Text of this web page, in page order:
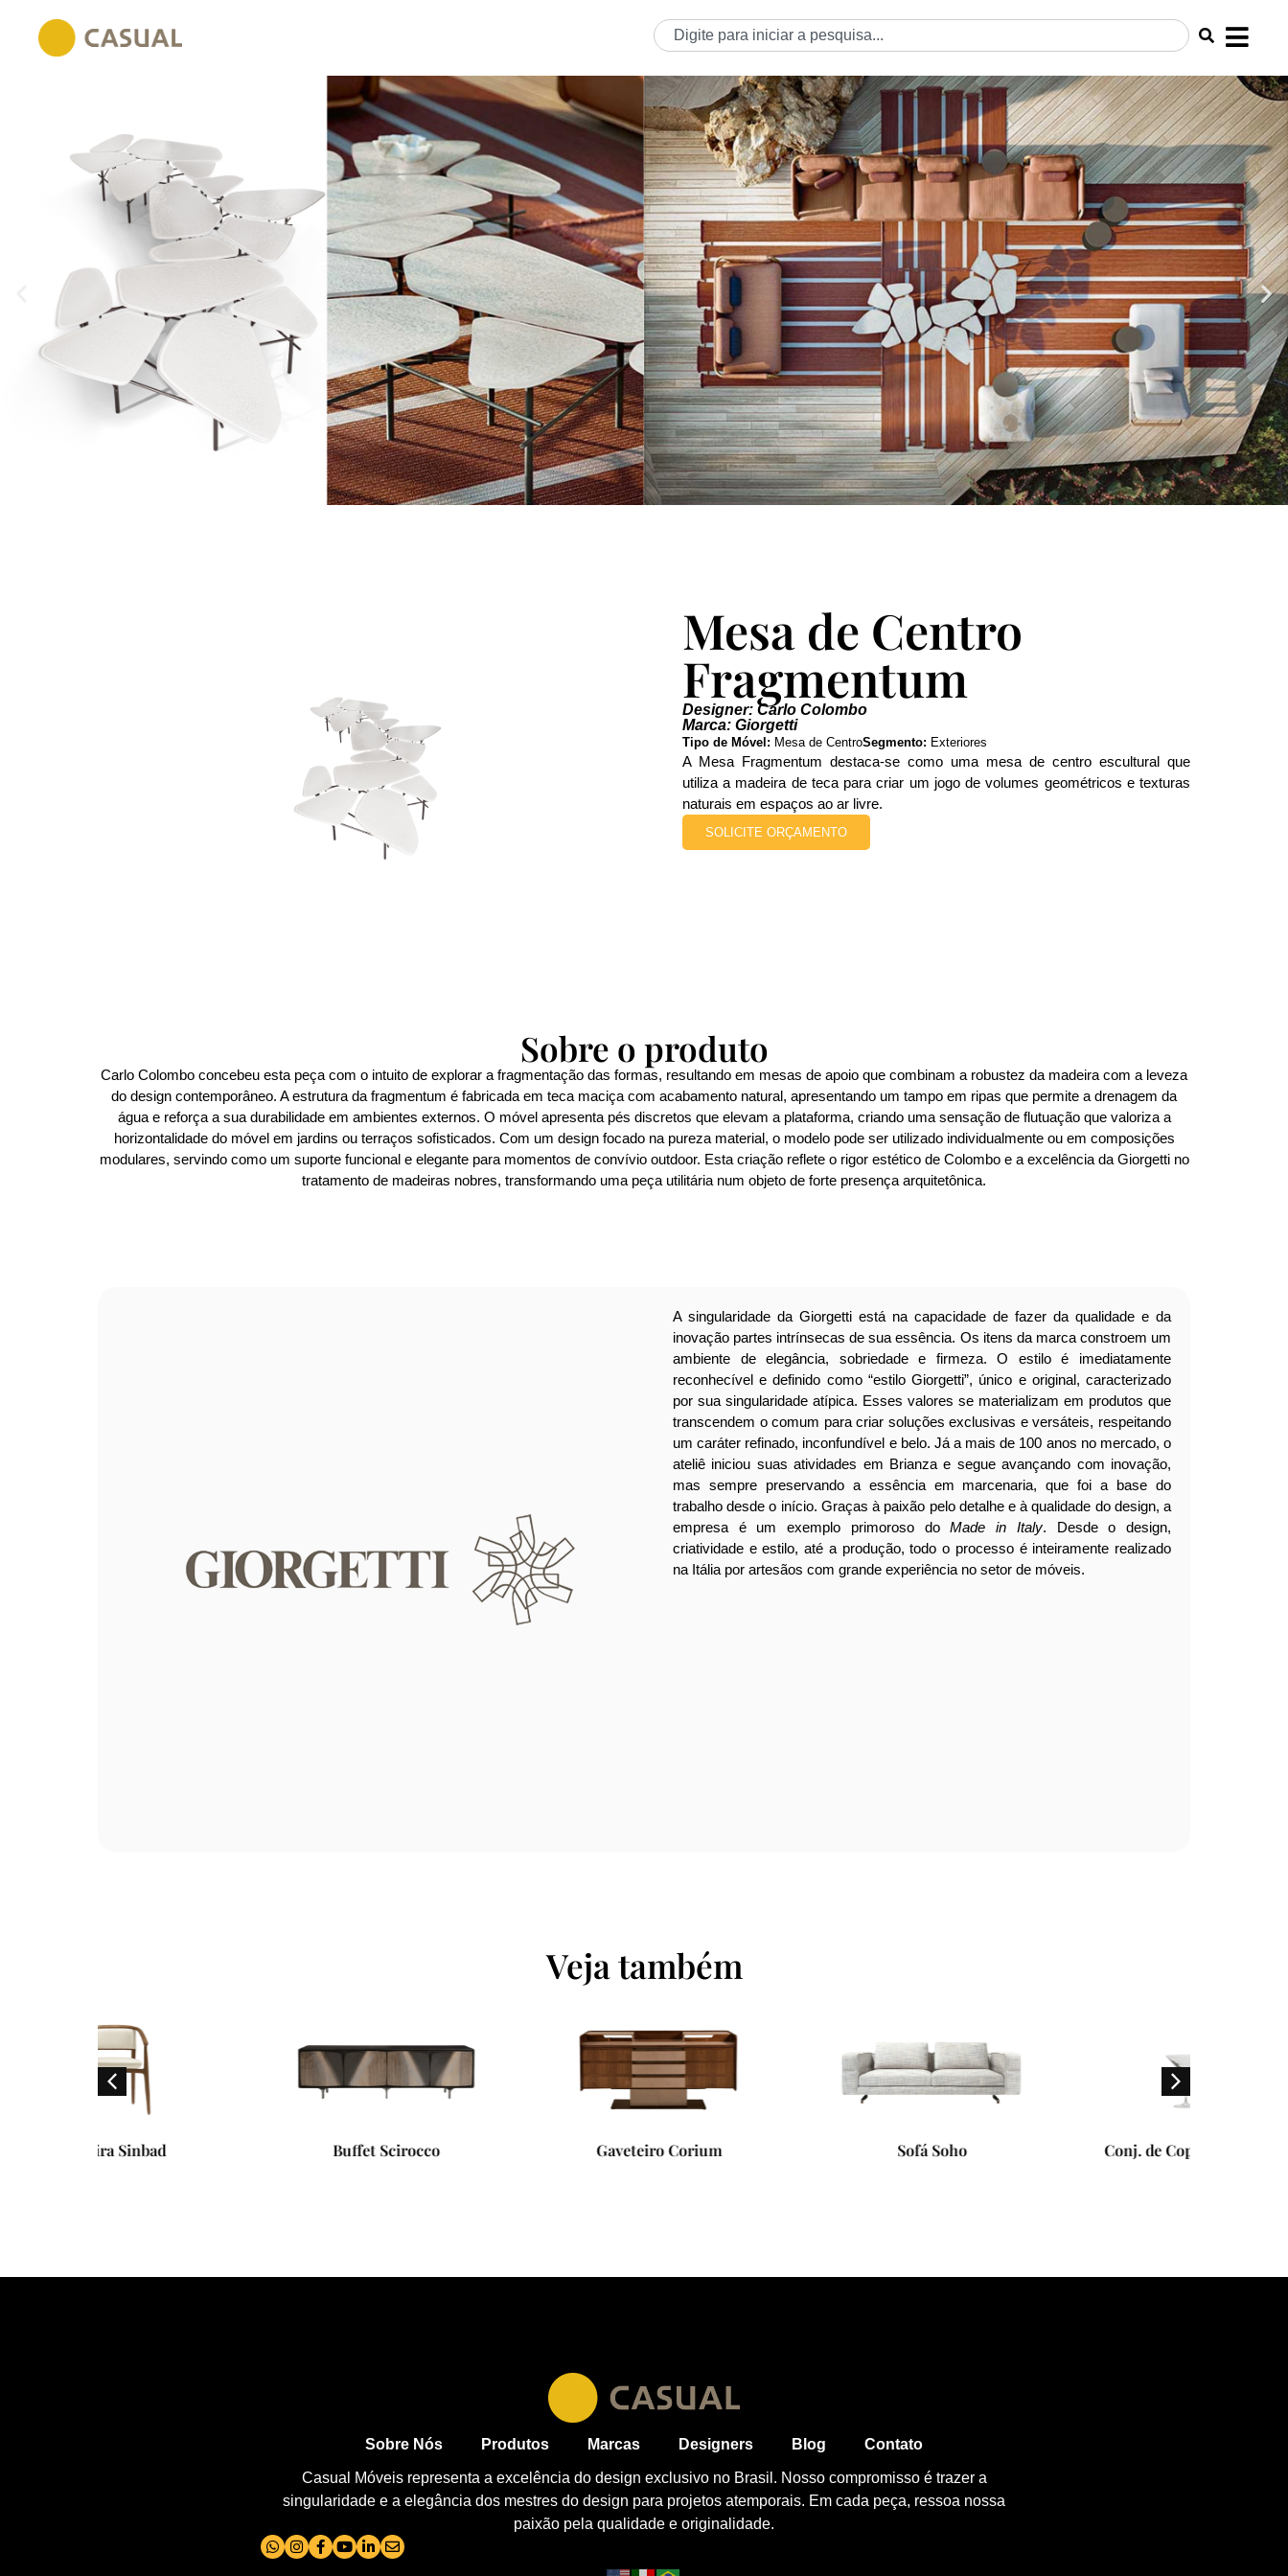
Mesa de Centro
Fragmentum
Designer: Carlo Colombo
Marca: Giorgetti
Tipo de Móvel: Mesa de CentroSegmento: Exteriores
A Mesa Fragmentum destaca-se como uma mesa de centro escultural que
utiliza a madeira de teca para criar um jogo de volumes geométricos e texturas
naturais em espaços ao ar livre.
SOLICITE ORÇAMENTO
Sobre o produto
Carlo Colombo concebeu esta peça com o intuito de explorar a fragmentação das formas, resultando em mesas de apoio que combinam a robustez da madeira com a leveza
do design contemporâneo. A estrutura da fragmentum é fabricada em teca maciça com acabamento natural, apresentando um tampo em ripas que permite a drenagem da
água e reforça a sua durabilidade em ambientes externos. O móvel apresenta pés discretos que elevam a plataforma, criando uma sensação de flutuação que valoriza a
horizontalidade do móvel em jardins ou terraços sofisticados. Com um design focado na pureza material, o modelo pode ser utilizado individualmente ou em composições
modulares, servindo como um suporte funcional e elegante para momentos de convívio outdoor. Esta criação reflete o rigor estético de Colombo e a excelência da Giorgetti no
tratamento de madeiras nobres, transformando uma peça utilitária num objeto de forte presença arquitetônica.
A singularidade da Giorgetti está na capacidade de fazer da qualidade e da
inovação partes intrínsecas de sua essência. Os itens da marca constroem um
ambiente de elegância, sobriedade e firmeza. O estilo é imediatamente
reconhecível e definido como “estilo Giorgetti”, único e original, caracterizado
por sua singularidade atípica. Esses valores se materializam em produtos que
transcendem o comum para criar soluções exclusivas e versáteis, respeitando
um caráter refinado, inconfundível e belo. Já a mais de 100 anos no mercado, o
ateliê iniciou suas atividades em Brianza e segue avançando com inovação,
mas sempre preservando a essência em marcenaria, que foi a base do
trabalho desde o início. Graças à paixão pelo detalhe e à qualidade do design, a
empresa é um exemplo primoroso doMade in Italy. Desde o design,
criatividade e estilo, até a produção, todo o processo é inteiramente realizado
na Itália por artesãos com grande experiência no setor de móveis.
Veja também
Conj. de Copos Crystal Stone
Sobre Nós Produtos Marcas Designers Blog Contato
Casual Móveis representa a excelência do design exclusivo no Brasil. Nosso compromisso é trazer a
singularidade e a elegância dos mestres do design para projetos atemporais. Em cada peça, ressoa nossa
paixão pela qualidade e originalidade.